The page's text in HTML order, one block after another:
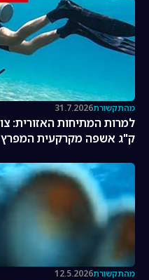
מהתקשורת31.7.2026
ק"ג אשפה מקרקעית המפרץ
מהתקשורת12.5.2026